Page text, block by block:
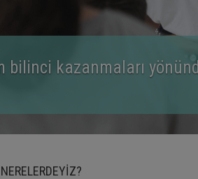
NERELERDEYİZ?